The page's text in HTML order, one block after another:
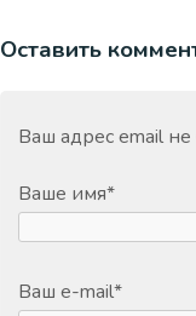
Оставить
Ваш адрес email не
Ваше имя*
Ваш e-mail*